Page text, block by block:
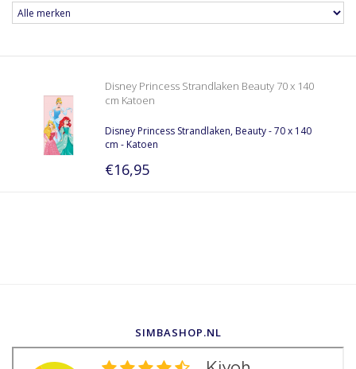
Disney Princess Strandlaken Beauty 70 x 140
cm Katoen
Disney Princess Strandlaken, Beauty - 70 x 140
cm - Katoen
€16,95
SIMBASHOP.NL